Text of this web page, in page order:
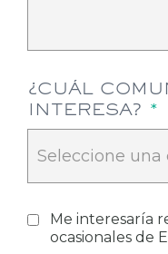
¿CUÁL
INTERESA? *
Me interesaría
ocasionales de